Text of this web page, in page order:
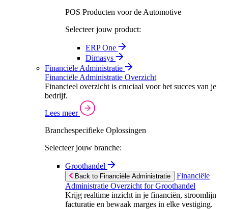
POS Producten voor de Automotive
Selecteer jouw product:
ERP One
Dimasys
Financiële Administratie
Financiële Administratie Overzicht
Financieel overzicht is cruciaal voor het succes van je
bedrijf.
Lees meer
Branchespecifieke Oplossingen
Selecteer jouw branche:
Groothandel
Back to Financiële Administratie
Financiële
Administratie Overzicht for Groothandel
Krijg realtime inzicht in je financiën, stroomlijn
facturatie en bewaak marges in elke vestiging.